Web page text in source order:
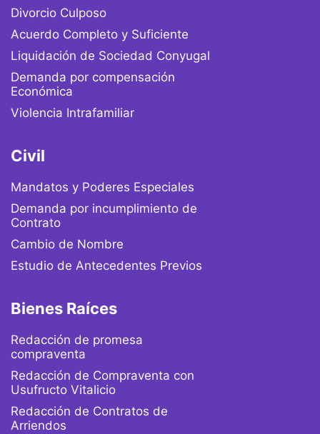
Divorcio Culposo
Acuerdo Completo y Suficiente
Liquidación de Sociedad Conyugal
Demanda por compensación
Económica
Violencia Intrafamiliar
Civil
Mandatos y Poderes Especiales
Demanda por incumplimiento de
Contrato
Cambio de Nombre
Estudio de Antecedentes Previos
Bienes Raíces
Redacción de promesa
compraventa
Redacción de Compraventa con
Usufructo Vitalicio
Redacción de Contratos de
Arriendos